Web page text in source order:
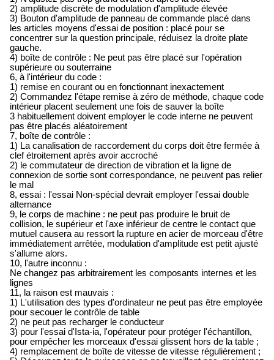
2) amplitude discrète de modulation d'amplitude élevée
3) Bouton d'amplitude de panneau de commande placé dans
les articles moyens d'essai de position : placé pour se
concentrer sur la question principale, réduisez la droite plate
gauche.
4) boîte de contrôle : Ne peut pas être placé sur l'opération
supérieure ou souterraine
6, à l'intérieur du code :
1) remise en courant ou en fonctionnant inexactement
2) Commandez l'étape remise à zéro de méthode, chaque code
intérieur placent seulement une fois de sauver la boîte
3 habituellement doivent employer le code interne ne peuvent
pas être placés aléatoirement
7, boîte de contrôle :
1) La canalisation de raccordement du corps doit être fermée à
clef étroitement après avoir accroché
2) le commutateur de direction de vibration et la ligne de
connexion de sortie sont correspondance, ne peuvent pas relier
le mal
8, essai : l'essai Non-spécial devrait employer l'essai double
alternance
9, le corps de machine : ne peut pas produire le bruit de
collision, le supérieur et l'axe inférieur de centre le contact que
mutuel causera au ressort la rupture en acier de morceau d'être
immédiatement arrêtée, modulation d'amplitude est petit ajusté
s'allume alors.
10, l'autre inconnu :
Ne changez pas arbitrairement les composants internes et les
lignes
11, la raison est mauvais :
1) L'utilisation des types d'ordinateur ne peut pas être employée
pour secouer le contrôle de table
2) ne peut pas recharger le conducteur
3) pour l'essai d'Ista-ia, l'opérateur pour protéger l'échantillon,
pour empêcher les morceaux d'essai glissent hors de la table ;
4) remplacement de boîte de vitesse de vitesse régulièrement ;